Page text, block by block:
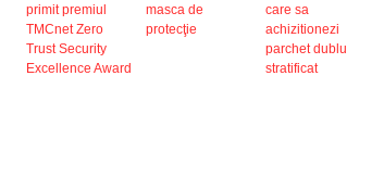
primit premiul
TMCnet Zero
Trust Security
Excellence Award
masca de
protecţie
care sa
achizitionezi
parchet dublu
stratificat